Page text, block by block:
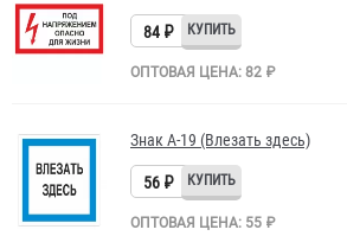
84 ₽
ОПТОВАЯ ЦЕНА: 82 ₽
Знак A-19 (Влезать здесь)
56 ₽
ОПТОВАЯ ЦЕНА: 55 ₽